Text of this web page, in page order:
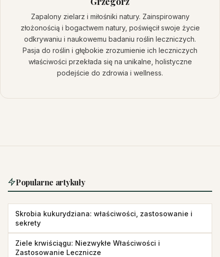
Zapalony zielarz i miłośniki natury. Zainspirowany
złożonością i bogactwem natury, poświęcił swoje życie
odkrywaniu i naukowemu badaniu roślin leczniczych.
Pasja do roślin i głębokie zrozumienie ich leczniczych
właściwości przekłada się na unikalne, holistyczne
podejście do zdrowia i wellness.
Popularne artykuły
Skrobia kukurydziana: właściwości, zastosowanie i
sekrety
Ziele krwiściągu: Niezwykłe Właściwości i
Zastosowanie Lecznicze